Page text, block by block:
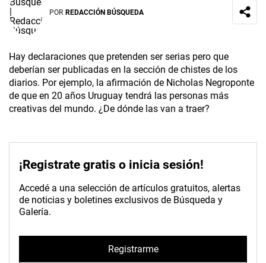
POR REDACCIÓN BÚSQUEDA
Hay declaraciones que pretenden ser serias pero que
deberían ser publicadas en la sección de chistes de los
diarios. Por ejemplo, la afirmación de Nicholas Negroponte
de que en 20 años Uruguay tendrá las personas más
creativas del mundo. ¿De dónde las van a traer?
¡Registrate gratis o inicia sesión!
Accedé a una selección de artículos gratuitos, alertas
de noticias y boletines exclusivos de Búsqueda y
Galería.
Registrarme